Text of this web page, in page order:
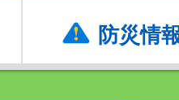
防災情